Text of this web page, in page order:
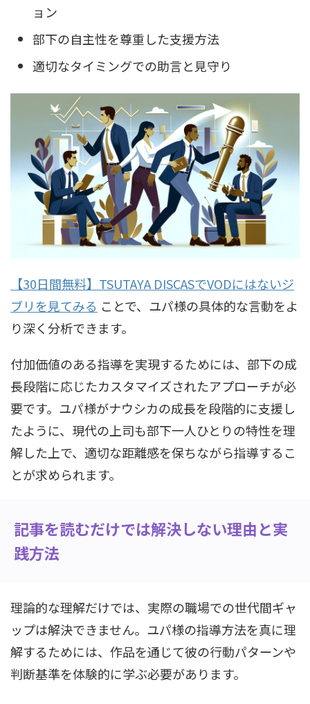
ョン
部下の自主性を尊重した支援方法
適切なタイミングでの助言と見守り
【30日間無料】TSUTAYA DISCASでVODにはないジ
ブリを見てみる ことで、ユパ様の具体的な言動をよ
り深く分析できます。
付加価値のある指導を実現するためには、部下の成
長段階に応じたカスタマイズされたアプローチが必
要です。ユパ様がナウシカの成長を段階的に支援し
たように、現代の上司も部下一人ひとりの特性を理
解した上で、適切な距離感を保ちながら指導するこ
とが求められます。
記事を読むだけでは解決しない理由と実
践方法
理論的な理解だけでは、実際の職場での世代間ギャ
ップは解決できません。ユパ様の指導方法を真に理
解するためには、作品を通じて彼の行動パターンや
判断基準を体験的に学ぶ必要があります。